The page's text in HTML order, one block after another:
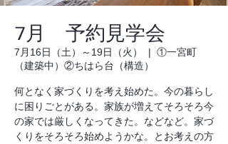
7月 予約見学会
7月16日（土）～19日（火）
  |
①一宮町
（建築中）②ちはら台（構造）
何となく家づくりを考え始めた。今の暮らし
に困りごとがある。家族が増えてそろそろ今
の家では厳しくなってきた。などなど。家づ
くりをそろそろ始めようかな。とお考えの方